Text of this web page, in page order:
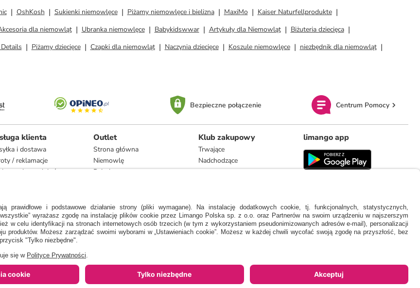
OshKosh Sukienki niemowlęce Piżamy niemowlęce i bielizna MaxiMo
Kaiser Naturfellprodukte
dla niemowląt Ubranka niemowlęce Babykidswwar Artykuły dla Niemowląt
Biżuteria dziecięca
Piżamy dziecięce Czapki dla niemowląt Naczynia dziecięce Koszule niemowlęce
niezbędnik dla niemowląt
Bezpieczne połączenie Centrum Pomocy
klienta
i dostawa
/ reklamacje
produktów
z umową i naprawa
Outlet
Strona główna
Niemowlę
Dziecko
Dom
Marki
Klub zakupowy
Trwające
Nadchodzące
limango app
nam nasz dostawca. Wartość procentowa oznacza różnicę pomiędzy naszą ceną a rekomendowaną ceną detaliczną producenta.
oraz warunki promocji dostępne na stronie
www.limango.pl/invite